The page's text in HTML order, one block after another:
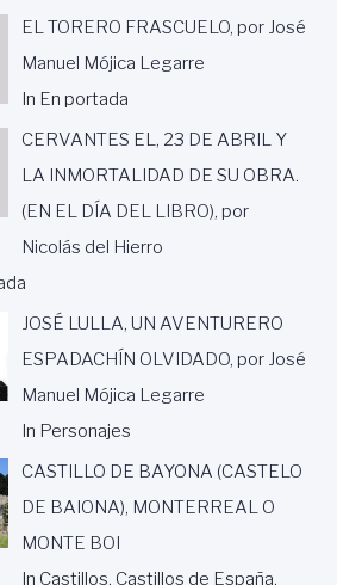
EL TORERO FRASCUELO, por José
Manuel Mójica Legarre
In En portada
CERVANTES EL, 23 DE ABRIL Y
LA INMORTALIDAD DE SU OBRA.
(EN EL DÍA DEL LIBRO), por
Nicolás del Hierro
JOSÉ LULLA, UN AVENTURERO
ESPADACHÍN OLVIDADO, por José
Manuel Mójica Legarre
In Personajes
CASTILLO DE BAYONA (CASTELO
DE BAIONA), MONTERREAL O
MONTE BOI
In Castillos, Castillos de España,